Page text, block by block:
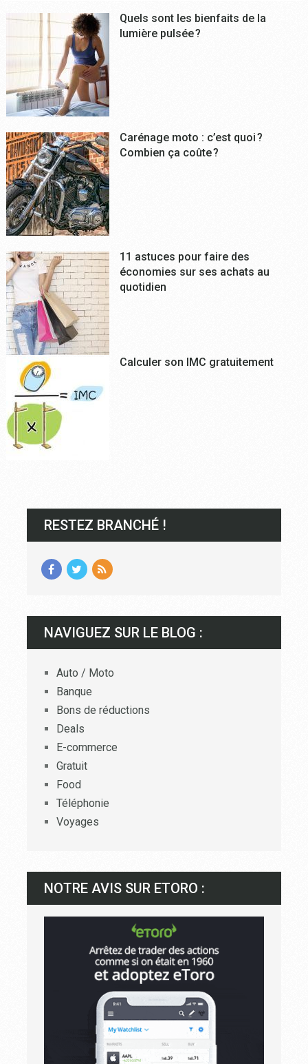
Quels sont les bienfaits de la
lumière pulsée ?
Carénage moto : c’est quoi ?
Combien ça coûte ?
11 astuces pour faire des
économies sur ses achats au
quotidien
Calculer son IMC gratuitement
RESTEZ BRANCHÉ !
NAVIGUEZ SUR LE BLOG :
Auto / Moto
Banque
Bons de réductions
Deals
E-commerce
Gratuit
Food
Téléphonie
Voyages
NOTRE AVIS SUR ETORO :